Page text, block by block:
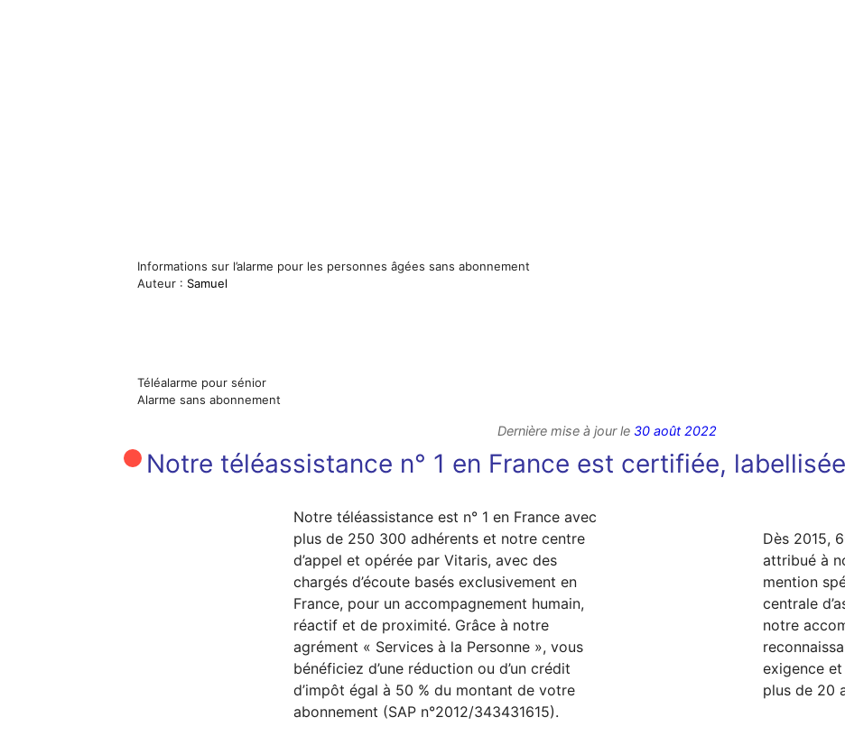
Informations sur l’alarme pour les personnes âgées sans abonnement
Auteur : Samuel
Téléalarme pour sénior
Alarme sans abonnement
Dernière mise à jour le 30 août 2022
Notre téléassistance n° 1 en France est certifiée,
Notre téléassistance est n° 1 en France avec
plus de 250 300 adhérents et notre centre
d’appel et opérée par Vitaris, avec des
chargés d’écoute basés exclusivement en
France, pour un accompagnement humain,
réactif et de proximité. Grâce à notre
agrément « Services à la Personne », vous
bénéficiez d’une réduction ou d’un crédit
d’impôt égal à 50 % du montant de votre
abonnement (SAP n°2012/343431615).
Dès 2015,
attribué à
mention
centrale
notre
exigence
plus de 20